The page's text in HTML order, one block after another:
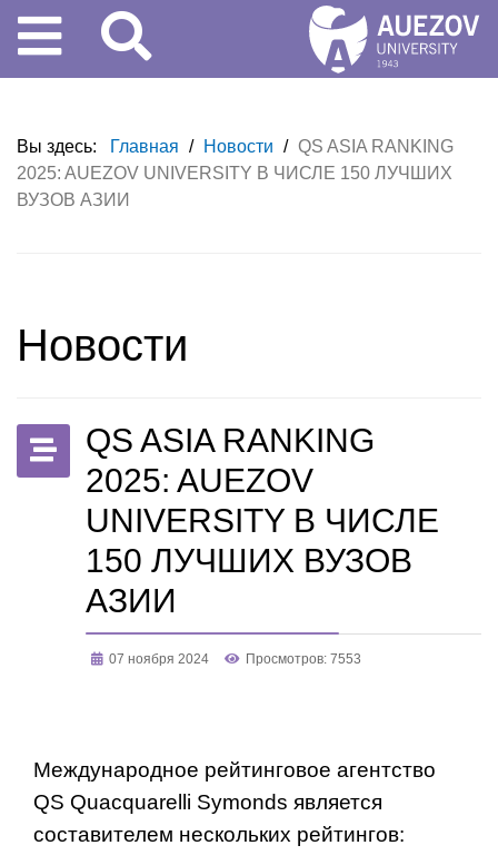
Вы здесь: Главная / Новости / QS ASIA RANKING
2025: AUEZOV UNIVERSITY В ЧИСЛЕ 150 ЛУЧШИХ
ВУЗОВ АЗИИ
Новости
QS ASIA RANKING
2025: AUEZOV
UNIVERSITY В ЧИСЛЕ
150 ЛУЧШИХ ВУЗОВ
АЗИИ
07 ноября 2024 Просмотров: 7553
Международное рейтинговое агентство
QS Quacquarelli Symonds является
составителем нескольких рейтингов: